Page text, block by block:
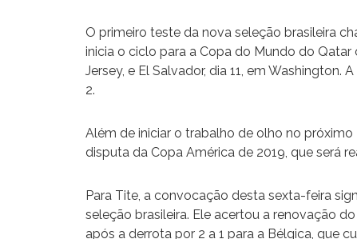
O primeiro teste da nova seleção brasileira
inicia o ciclo para a Copa do Mundo do
Jersey, e El Salvador, dia 11, em
2.
Além de iniciar o trabalho de olho no
disputa da Copa América de 2019, que será
Para Tite, a convocação desta sexta-feira
seleção brasileira. Ele acertou a renovação
após a derrota por 2 a 1 para a Bélgica, que